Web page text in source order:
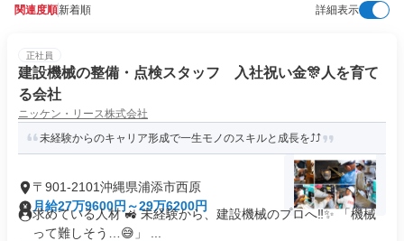
関連度順新着順 詳細表示
正社員
建設機械の整備・点検スタッフ 入社祝い金🎊人を育て
る会社
ニッケン・リース株式会社
未経験からのキャリア形成で一生モノのスキルと成長を⤴️⤴️
〒901-2101沖縄県浦添市西原
月給27万9600円～29万6200円
求めている人材 🚜 未経験から、建設機械のプロへ‼️✨ 「機械
って難しそう…😅」 ...